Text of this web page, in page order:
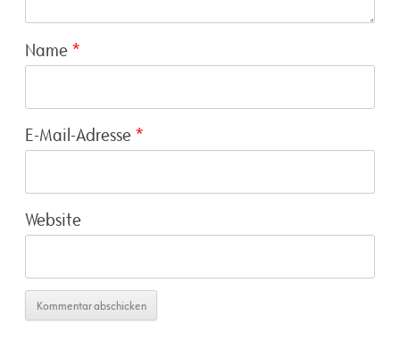
Name *
E-Mail-Adresse *
Website